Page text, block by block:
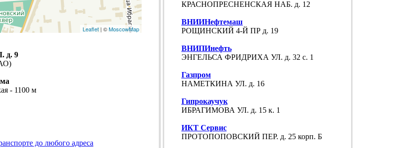
Leaflet| ©MoscowMap
д. 9
- 1100 м
до любого адреса
КРАСНОПРЕСНЕНСКАЯ НАБ. д. 12
ВНИИНефтемаш
РОЩИНСКИЙ 4-Й ПР д. 19
ВНИПИнефть
ЭНГЕЛЬСА ФРИДРИХА УЛ. д. 32 с. 1
Газпром
НАМЕТКИНА УЛ. д. 16
Гипрокаучук
ИБРАГИМОВА УЛ. д. 15 к. 1
ИКТ Сервис
ПРОТОПОПОВСКИЙ ПЕР. д. 25 корп. Б